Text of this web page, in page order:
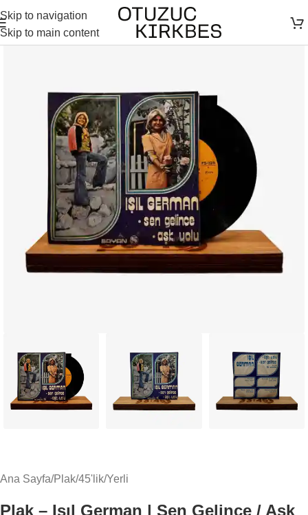
Skip to navigation
Skip to main content
Ana Sayfa/Plak/45'lik/Yerli
Plak – Işıl German | Sen Gelince / Aşk